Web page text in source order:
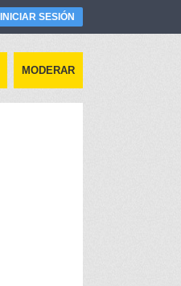
INICIAR SESIÓN
MODERAR